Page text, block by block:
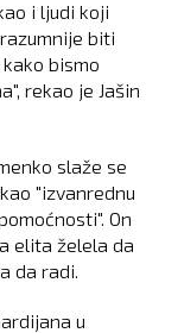
i ljudi koji
biti
bismo
rekao je Jašin
slaže se
"izvanrednu
On
elita želela da
da radi.
u